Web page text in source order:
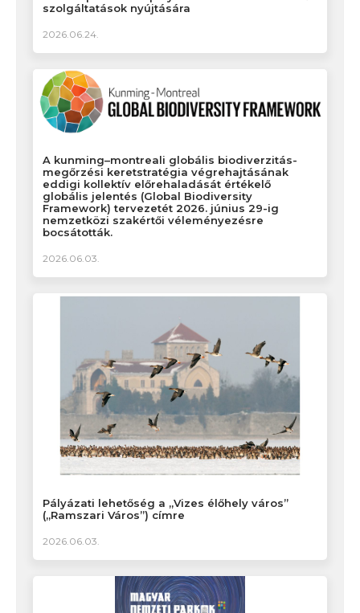
szolgáltatások nyújtására
2026.06.24.
A kunming–montreali globális biodiverzitás-
megőrzési keretstratégia végrehajtásának
eddigi kollektív előrehaladását értékelő
globális jelentés (Global Biodiversity
Framework) tervezetét 2026. június 29-ig
nemzetközi szakértői véleményezésre
bocsátották.
2026.06.03.
Pályázati lehetőség a „Vizes élőhely város”
(„Ramszari Város”) címre
2026.06.03.